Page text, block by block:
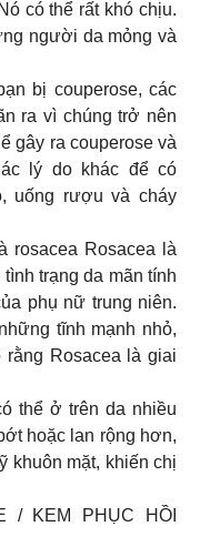
có thể rất khó chịu.
người da mỏng và
bị couperose, các
ra vì chúng trở nên
gây ra couperose và
lý do khác để có
uống rượu và cháy
rosacea Rosacea là
trạng da mãn tính
phụ nữ trung niên.
tĩnh mạnh nhỏ,
Rosacea là giai
thể ở trên da nhiều
hoặc lan rộng hơn,
khuôn mặt, khiến chị
/ KEM PHỤC HỒI